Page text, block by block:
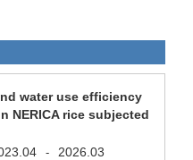
water use efficiency
NERICA rice subjected
-
2026.03